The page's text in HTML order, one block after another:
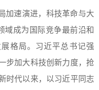
加速演进，科技革命与大
域成为国际竞争最前沿和
格局。习近平总书记强
步加大科技创新力度，抢
时代以来，以习近平同志